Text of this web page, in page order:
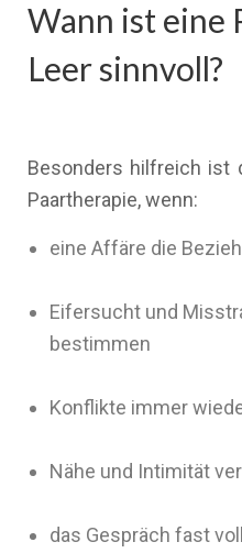
Wann ist eine
Leer sinnvoll?
Besonders hilfreich ist
Paartherapie, wenn:
eine Affäre die
Eifersucht und
bestimmen
Konflikte immer
Nähe und Intimität
das Gespräch fast